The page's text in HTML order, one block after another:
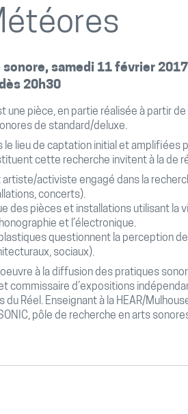
samedi 11 février
20h30
une pièce, en partie réalisée à partir
de standard/deluxe.
le lieu de captation initial et amplifiées
cette recherche invitent à la de
artiste/activiste engagé dans la
concerts).
des pièces et installations utilisant la
et l’électronique.
questionnent la perception
sociaux).
à la diffusion des pratiques
commissaire d’expositions
du Réel. Enseignant à la HEAR/
pôle de recherche en arts